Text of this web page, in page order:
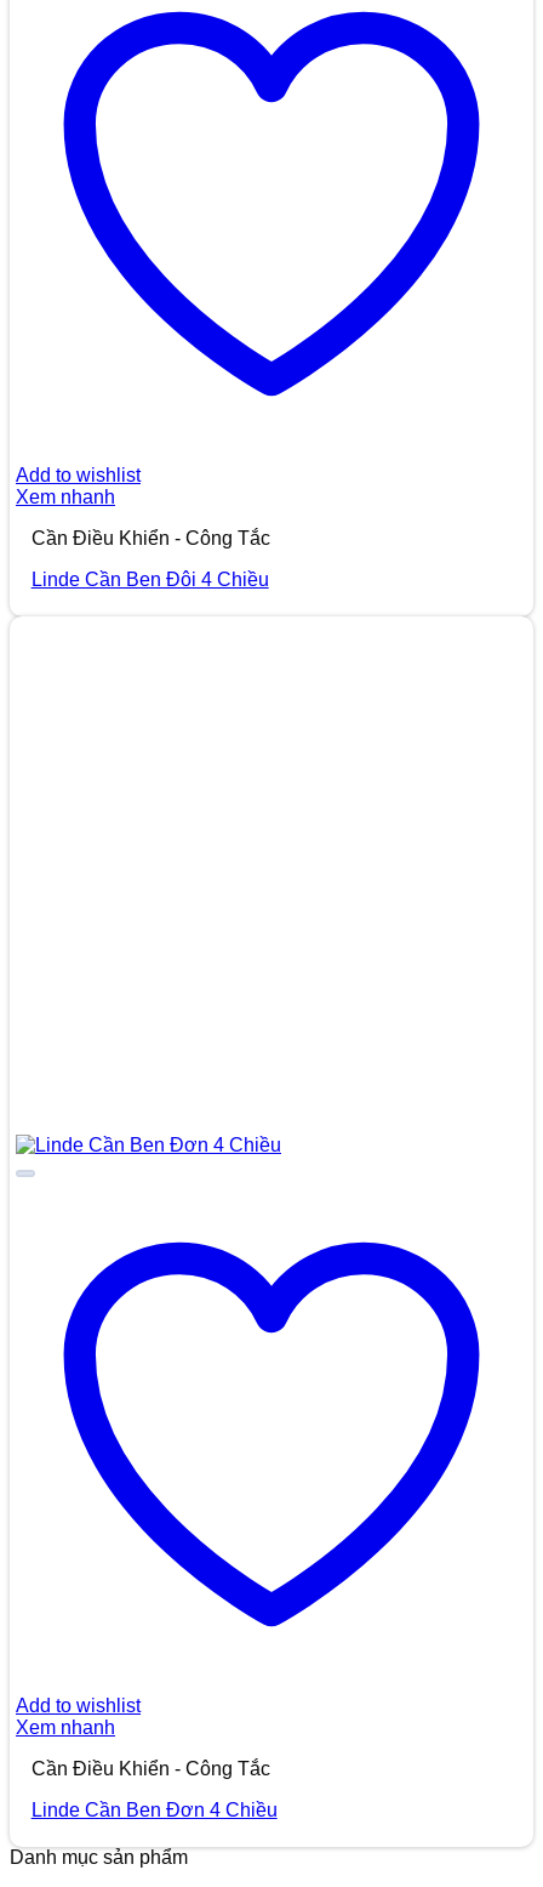
Add to wishlist
Xem nhanh
Cần Điều Khiển - Công Tắc
Linde Cần Ben Đôi 4 Chiều
Add to wishlist
Xem nhanh
Cần Điều Khiển - Công Tắc
Linde Cần Ben Đơn 4 Chiều
Danh mục sản phẩm